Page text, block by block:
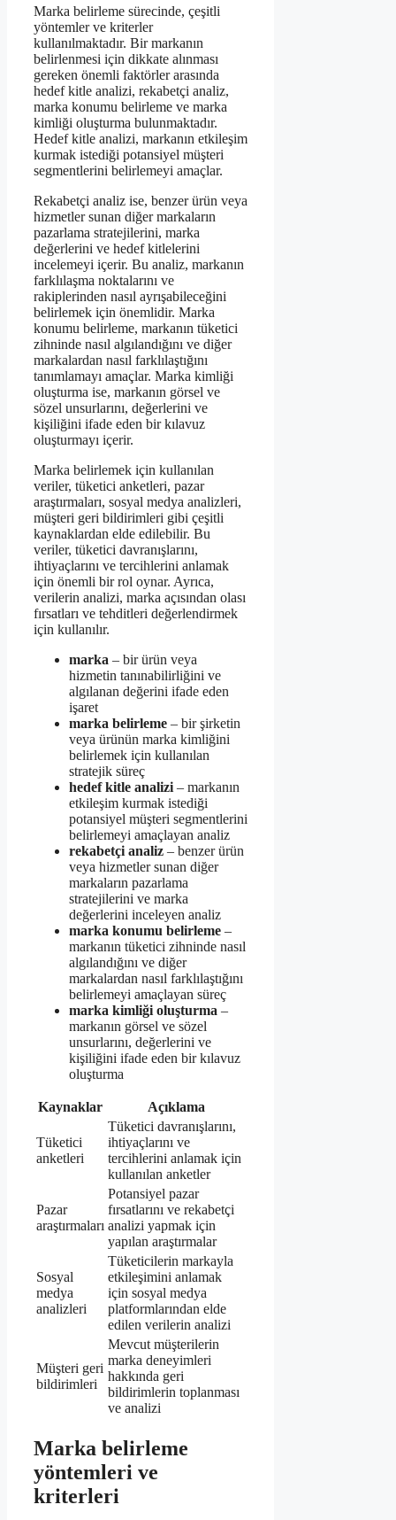
Marka belirleme sürecinde, çeşitli
yöntemler ve kriterler
kullanılmaktadır. Bir markanın
belirlenmesi için dikkate alınması
gereken önemli faktörler arasında
hedef kitle analizi, rekabetçi analiz,
marka konumu belirleme ve marka
kimliği oluşturma bulunmaktadır.
Hedef kitle analizi, markanın etkileşim
kurmak istediği potansiyel müşteri
segmentlerini belirlemeyi amaçlar.
Rekabetçi analiz ise, benzer ürün veya
hizmetler sunan diğer markaların
pazarlama stratejilerini, marka
değerlerini ve hedef kitlelerini
incelemeyi içerir. Bu analiz, markanın
farklılaşma noktalarını ve
rakiplerinden nasıl ayrışabileceğini
belirlemek için önemlidir. Marka
konumu belirleme, markanın tüketici
zihninde nasıl algılandığını ve diğer
markalardan nasıl farklılaştığını
tanımlamayı amaçlar. Marka kimliği
oluşturma ise, markanın görsel ve
sözel unsurlarını, değerlerini ve
kişiliğini ifade eden bir kılavuz
oluşturmayı içerir.
Marka belirlemek için kullanılan
veriler, tüketici anketleri, pazar
araştırmaları, sosyal medya analizleri,
müşteri geri bildirimleri gibi çeşitli
kaynaklardan elde edilebilir. Bu
veriler, tüketici davranışlarını,
ihtiyaçlarını ve tercihlerini anlamak
için önemli bir rol oynar. Ayrıca,
verilerin analizi, marka açısından olası
fırsatları ve tehditleri değerlendirmek
için kullanılır.
marka – bir ürün veya
hizmetin tanınabilirliğini ve
algılanan değerini ifade eden
işaret
marka belirleme – bir şirketin
veya ürünün marka kimliğini
belirlemek için kullanılan
stratejik süreç
hedef kitle analizi – markanın
etkileşim kurmak istediği
potansiyel müşteri segmentlerini
belirlemeyi amaçlayan analiz
rekabetçi analiz – benzer ürün
veya hizmetler sunan diğer
markaların pazarlama
stratejilerini ve marka
değerlerini inceleyen analiz
marka konumu belirleme –
markanın tüketici zihninde nasıl
algılandığını ve diğer
markalardan nasıl farklılaştığını
belirlemeyi amaçlayan süreç
marka kimliği oluşturma –
markanın görsel ve sözel
unsurlarını, değerlerini ve
kişiliğini ifade eden bir kılavuz
oluşturma
Kaynaklar Açıklama
Tüketici
anketleri
Tüketici davranışlarını,
ihtiyaçlarını ve
tercihlerini anlamak için
kullanılan anketler
Pazar
araştırmaları
Potansiyel pazar
fırsatlarını ve rekabetçi
analizi yapmak için
yapılan araştırmalar
Sosyal
medya
analizleri
Tüketicilerin markayla
etkileşimini anlamak
için sosyal medya
platformlarından elde
edilen verilerin analizi
Müşteri geri
bildirimleri
Mevcut müşterilerin
marka deneyimleri
hakkında geri
bildirimlerin toplanması
ve analizi
Marka belirleme
yöntemleri ve
kriterleri